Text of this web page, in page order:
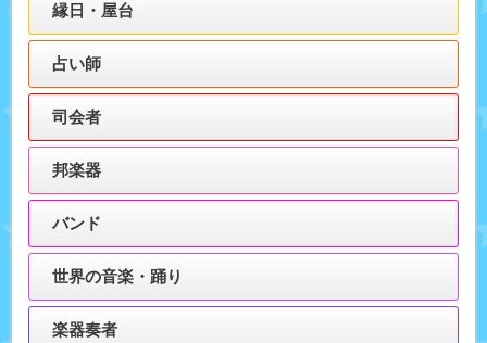
縁日・屋台
占い師
司会者
邦楽器
バンド
世界の音楽・踊り
楽器奏者